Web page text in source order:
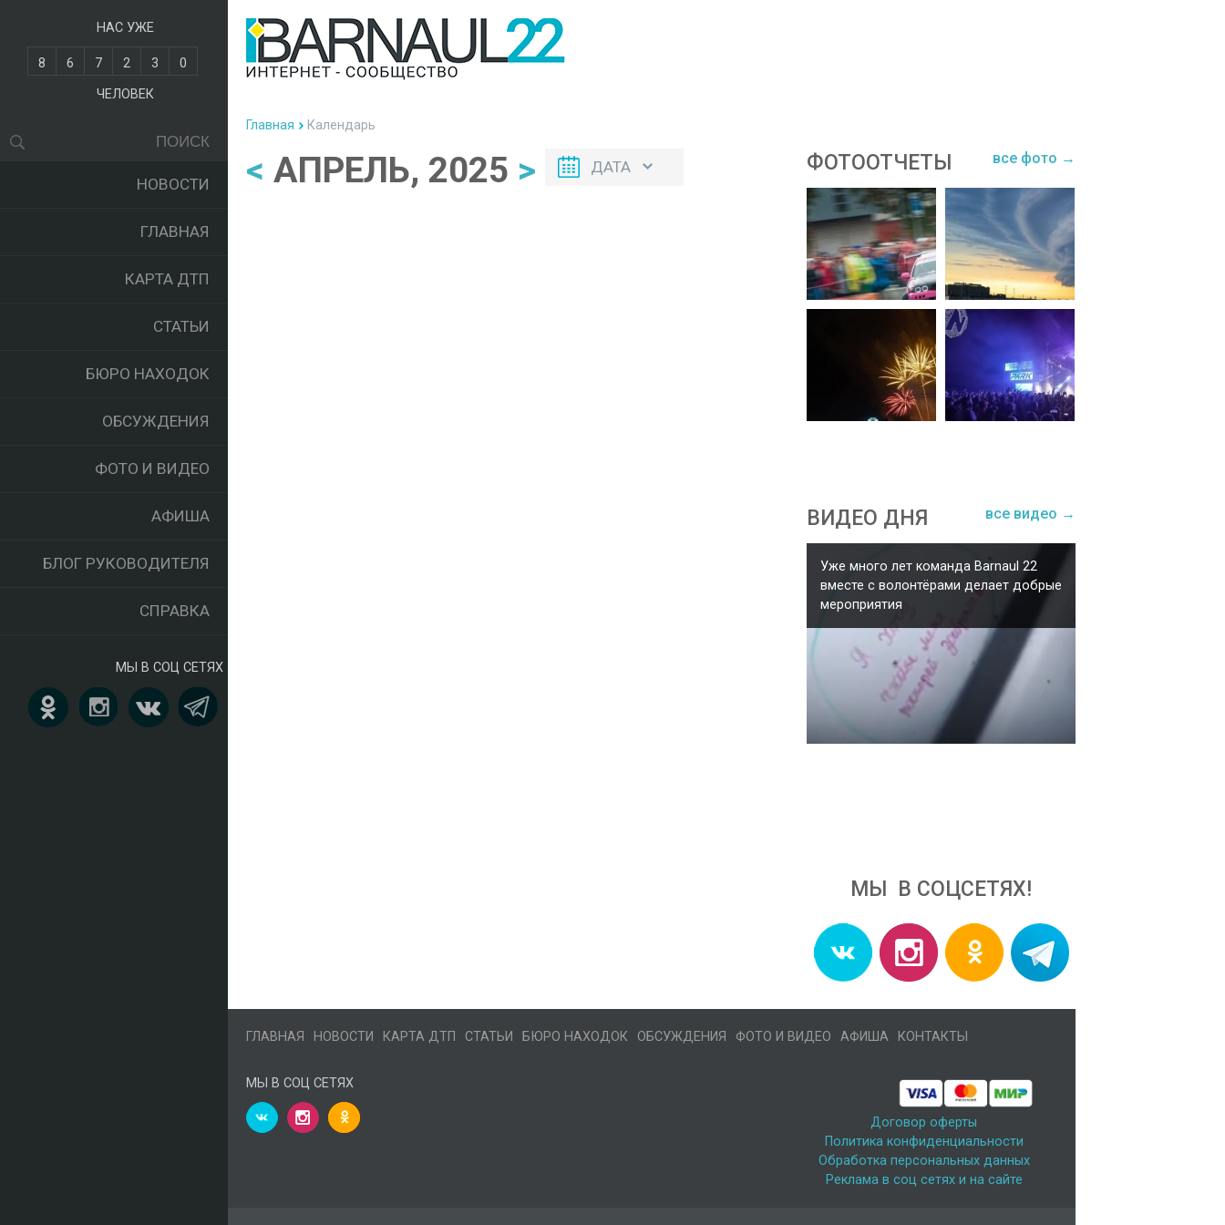
НАС УЖЕ
8 6 7 2 3
0
ЧЕЛОВЕК
НОВОСТИ
ГЛАВНАЯ
КАРТА ДТП
СТАТЬИ
БЮРО НАХОДОК
ОБСУЖДЕНИЯ
ФОТО И ВИДЕО
АФИША
БЛОГ РУКОВОДИТЕЛЯ
СПРАВКА
МЫ В СОЦ СЕТЯХ
Главная Календарь
< АПРЕЛЬ, 2025 > ДАТА ФОТООТЧЕТЫ все фото →
ВИДЕО ДНЯ все видео →
Уже много лет команда Barnaul 22
вместе с волонтёрами делает добрые
мероприятия
МЫ В СОЦСЕТЯХ!
ГЛАВНАЯ НОВОСТИ КАРТА ДТП СТАТЬИ БЮРО НАХОДОК ОБСУЖДЕНИЯ ФОТО И ВИДЕО АФИША КОНТАКТЫ
МЫ В СОЦ СЕТЯХ
Договор оферты
Политика конфиденциальности
Обработка персональных данных
Реклама в соц сетях и на сайте